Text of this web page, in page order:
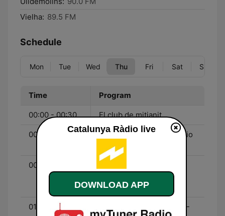
Vielha: 89.5 FM
Schedule
Mon Tue Wed Thu Fri Sat Sun
Time Program
00:00 - 00:30 El club de mitjanit
00:00 - 13:00
El matí de Catalunya Ràdio
- Con Mònica Terribas
00:30 - 01:00
Roger Carandell, Juliana
Canet y Joan Grivé
01:00 - 03:00
La nit dels ignorants 3.0 -
Catalunya Ràdio live
DOWNLOAD APP